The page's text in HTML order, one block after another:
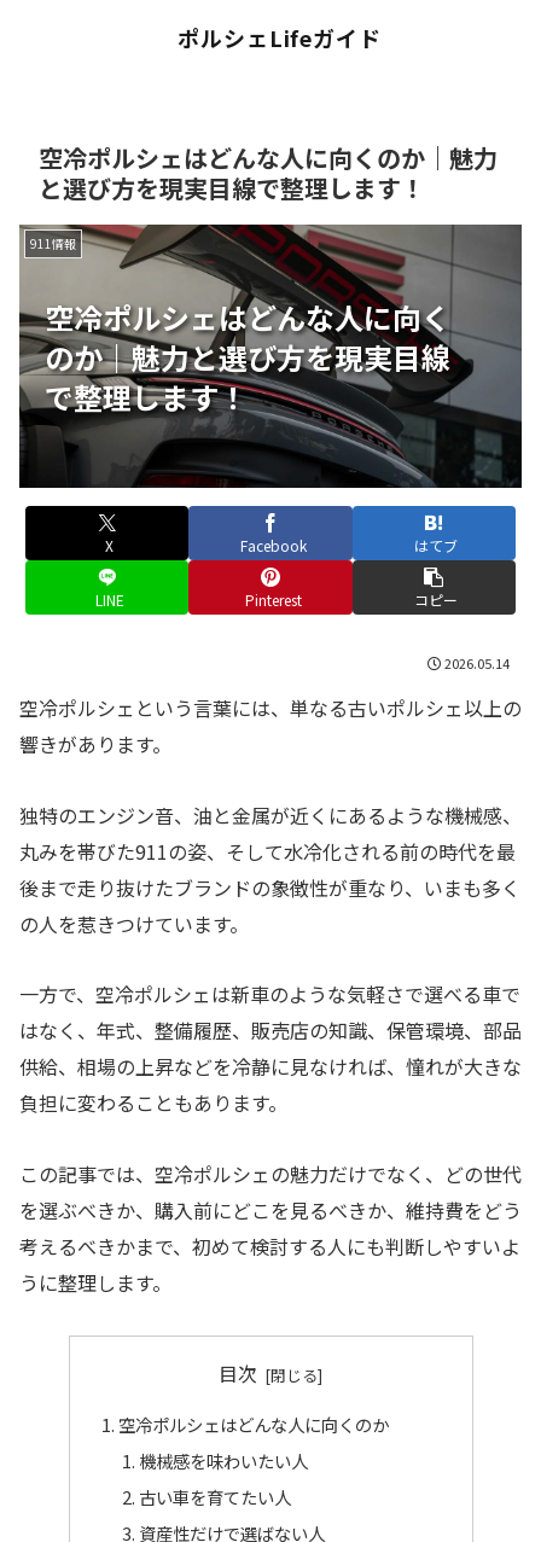
ポルシェLifeガイド
空冷ポルシェはどんな人に向くのか｜魅力
と選び方を現実目線で整理します！
空冷ポルシェはどんな人に向く
のか｜魅力と選び方を現実目線
で整理します！
911情報
X Facebook はてブ
LINE Pinterest コピー
2026.05.14
空冷ポルシェという言葉には、単なる古いポルシェ以上の
響きがあります。
独特のエンジン音、油と金属が近くにあるような機械感、
丸みを帯びた911の姿、そして水冷化される前の時代を最
後まで走り抜けたブランドの象徴性が重なり、いまも多く
の人を惹きつけています。
一方で、空冷ポルシェは新車のような気軽さで選べる車で
はなく、年式、整備履歴、販売店の知識、保管環境、部品
供給、相場の上昇などを冷静に見なければ、憧れが大きな
負担に変わることもあります。
この記事では、空冷ポルシェの魅力だけでなく、どの世代
を選ぶべきか、購入前にどこを見るべきか、維持費をどう
考えるべきかまで、初めて検討する人にも判断しやすいよ
うに整理します。
目次
空冷ポルシェはどんな人に向くのか
機械感を味わいたい人
古い車を育てたい人
資産性だけで選ばない人